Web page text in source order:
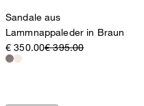
Sandale aus
Lammnappaleder in Braun
€ 350.00€ 395.00